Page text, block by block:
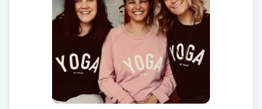
Faceliftmassage